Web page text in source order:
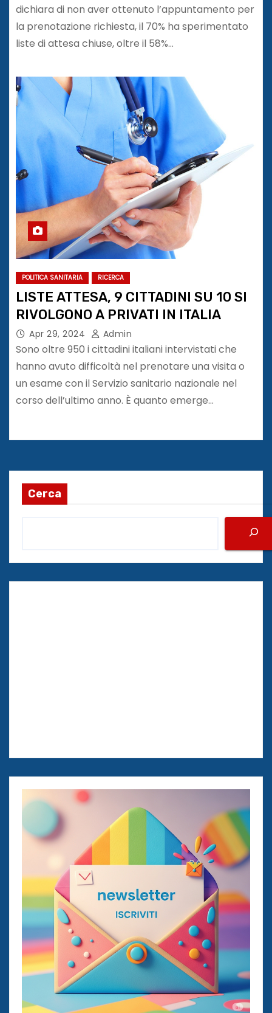
dichiara di non aver ottenuto l’appuntamento per
la prenotazione richiesta, il 70% ha sperimentato
liste di attesa chiuse, oltre il 58%…
POLITICA SANITARIA RICERCA
LISTE ATTESA, 9 CITTADINI SU 10 SI
RIVOLGONO A PRIVATI IN ITALIA
Apr 29, 2024 Admin
Sono oltre 950 i cittadini italiani intervistati che
hanno avuto difficoltà nel prenotare una visita o
un esame con il Servizio sanitario nazionale nel
corso dell’ultimo anno. È quanto emerge…
Cerca